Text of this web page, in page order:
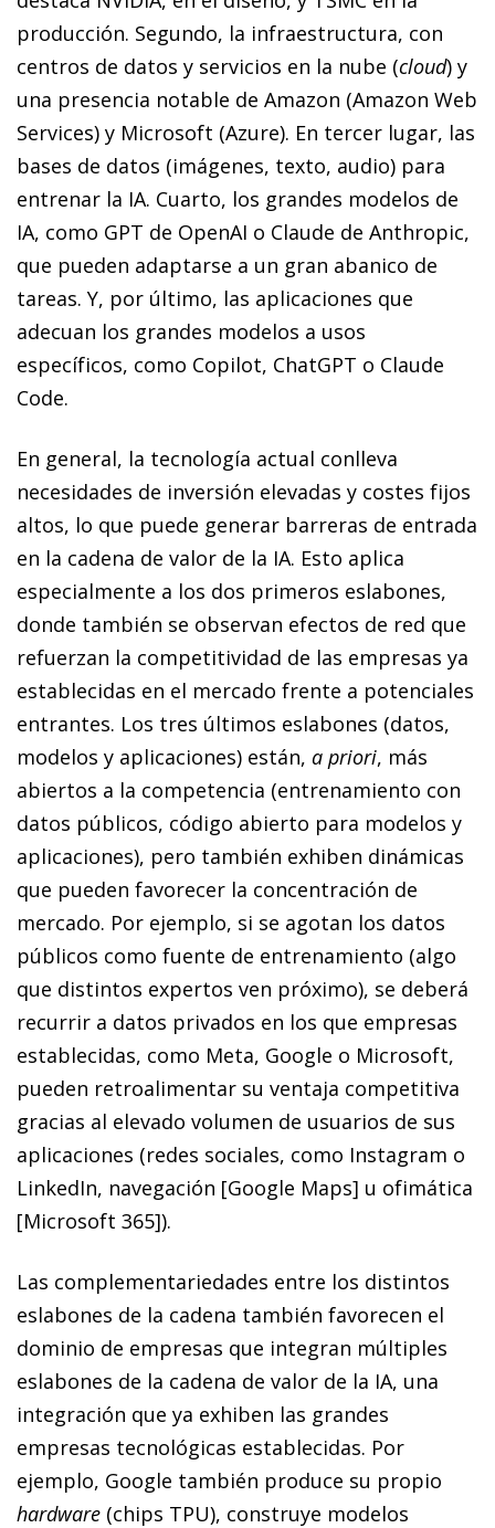
producción. Segundo, la infraestructura, con
centros de datos y servicios en la nube (cloud) y
una presencia notable de Amazon (Amazon Web
Services) y Microsoft (Azure). En tercer lugar, las
bases de datos (imágenes, texto, audio) para
entrenar la IA. Cuarto, los grandes modelos de
IA, como GPT de OpenAI o Claude de Anthropic,
que pueden adaptarse a un gran abanico de
tareas. Y, por último, las aplicaciones que
adecuan los grandes modelos a usos
específicos, como Copilot, ChatGPT o Claude
Code.
En general, la tecnología actual conlleva
necesidades de inversión elevadas y costes fijos
altos, lo que puede generar barreras de entrada
en la cadena de valor de la IA. Esto aplica
especialmente a los dos primeros eslabones,
donde también se observan efectos de red que
refuerzan la competitividad de las empresas ya
establecidas en el mercado frente a potenciales
entrantes. Los tres últimos eslabones (datos,
modelos y aplicaciones) están, a priori, más
abiertos a la competencia (entrenamiento con
datos públicos, código abierto para modelos y
aplicaciones), pero también exhiben dinámicas
que pueden favorecer la concentración de
mercado. Por ejemplo, si se agotan los datos
públicos como fuente de entrenamiento (algo
que distintos expertos ven próximo), se deberá
recurrir a datos privados en los que empresas
establecidas, como Meta, Google o Microsoft,
pueden retroalimentar su ventaja competitiva
gracias al elevado volumen de usuarios de sus
aplicaciones (redes sociales, como Instagram o
LinkedIn, navegación [Google Maps] u ofimática
[Microsoft 365]).
Las complementariedades entre los distintos
eslabones de la cadena también favorecen el
dominio de empresas que integran múltiples
eslabones de la cadena de valor de la IA, una
integración que ya exhiben las grandes
empresas tecnológicas establecidas. Por
ejemplo, Google también produce su propio
hardware (chips TPU), construye modelos